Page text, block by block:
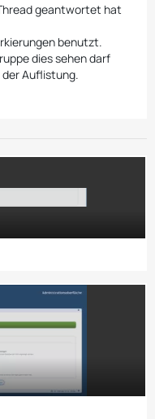
geantwortet hat
benutzt.
dies sehen darf
Auflistung.